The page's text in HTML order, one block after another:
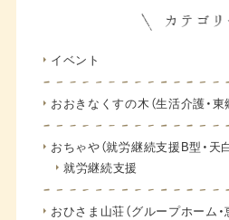
イベント
おおきなくすの木（生活介護・東
おちゃや（就労継続支援B型・天
就労継続支援
おひさま山荘（グループホーム・